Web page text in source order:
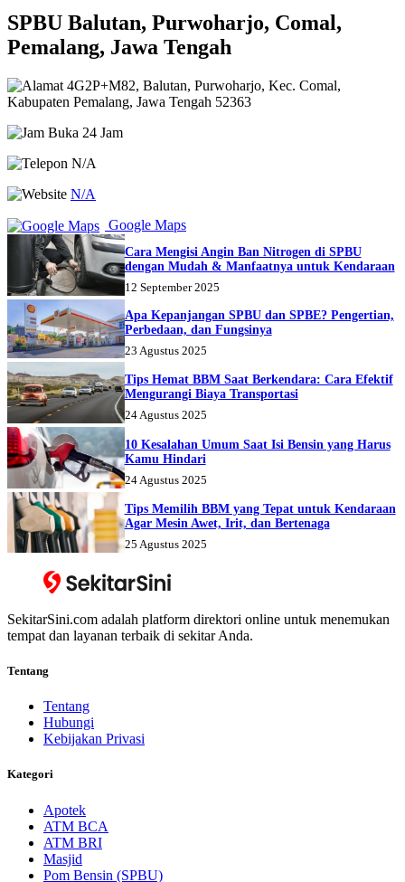
SPBU Balutan, Purwoharjo, Comal,
Pemalang, Jawa Tengah
4G2P+M82, Balutan, Purwoharjo, Kec. Comal,
Kabupaten Pemalang, Jawa Tengah 52363
Buka 24 Jam
N/A
N/A
Google Maps
Cara Mengisi Angin Ban Nitrogen di SPBU
dengan Mudah & Manfaatnya untuk Kendaraan
12 September 2025
Apa Kepanjangan SPBU dan SPBE? Pengertian,
Perbedaan, dan Fungsinya
23 Agustus 2025
Tips Hemat BBM Saat Berkendara: Cara Efektif
Mengurangi Biaya Transportasi
24 Agustus 2025
10 Kesalahan Umum Saat Isi Bensin yang Harus
Kamu Hindari
24 Agustus 2025
Tips Memilih BBM yang Tepat untuk Kendaraan
Agar Mesin Awet, Irit, dan Bertenaga
25 Agustus 2025
SekitarSini.com adalah platform direktori online untuk menemukan
tempat dan layanan terbaik di sekitar Anda.
Tentang
Tentang
Hubungi
Kebijakan Privasi
Kategori
Apotek
ATM BCA
ATM BRI
Masjid
Pom Bensin (SPBU)